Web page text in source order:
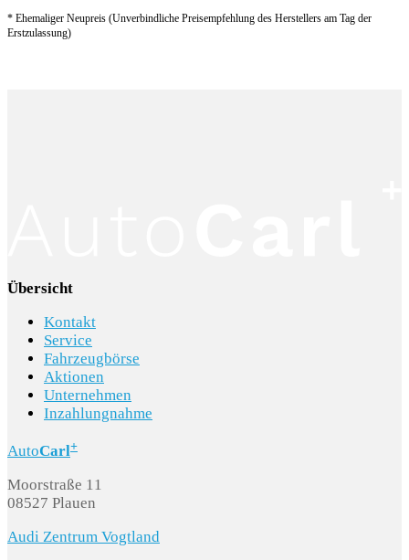
* Ehemaliger Neupreis (Unverbindliche Preisempfehlung des Herstellers am Tag der
Erstzulassung)
Übersicht
Kontakt
Service
Fahrzeugbörse
Aktionen
Unternehmen
Inzahlungnahme
AutoCarl+
Moorstraße 11
08527 Plauen
Audi Zentrum Vogtland